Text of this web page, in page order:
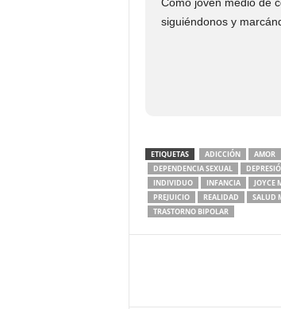
siguiéndonos y
ETIQUETAS ADICCIÓN AMOR
DEPENDENCIA SEXUAL
INDIVIDUO
INFANCIA JOYCE
PREJUICIO
REALIDAD SALUD
TRASTORNO BIPOLAR